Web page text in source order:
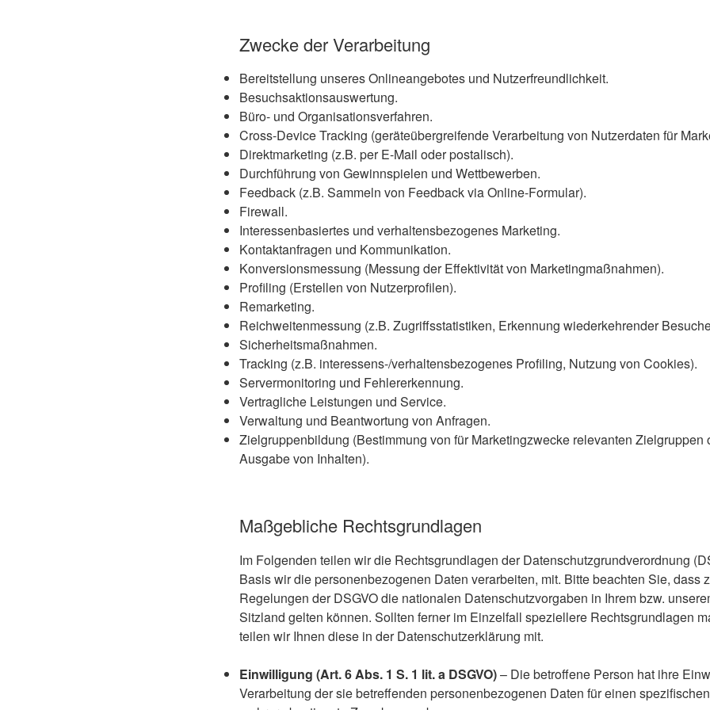
Zwecke der Verarbeitung
Bereitstellung unseres Onlineangebotes und Nutzerfreundlichkeit.
Besuchsaktionsauswertung.
Büro- und Organisationsverfahren.
Cross-Device Tracking (geräteübergreifende Verarbeitung von Nutzerdaten für
Direktmarketing (z.B. per E-Mail oder postalisch).
Durchführung von Gewinnspielen und Wettbewerben.
Feedback (z.B. Sammeln von Feedback via Online-Formular).
Firewall.
Interessenbasiertes und verhaltensbezogenes Marketing.
Kontaktanfragen und Kommunikation.
Konversionsmessung (Messung der Effektivität von Marketingmaßnahmen).
Profiling (Erstellen von Nutzerprofilen).
Remarketing.
Reichweitenmessung (z.B. Zugriffsstatistiken, Erkennung wiederkehrender
Sicherheitsmaßnahmen.
Tracking (z.B. interessens-/verhaltensbezogenes Profiling, Nutzung von Cookies).
Servermonitoring und Fehlererkennung.
Vertragliche Leistungen und Service.
Verwaltung und Beantwortung von Anfragen.
Zielgruppenbildung (Bestimmung von für Marketingzwecke relevanten Zielgruppen
Ausgabe von Inhalten).
Maßgebliche Rechtsgrundlagen
Im Folgenden teilen wir die Rechtsgrundlagen der Datenschutzgrundverordnung
Basis wir die personenbezogenen Daten verarbeiten, mit. Bitte beachten Sie, dass
Regelungen der DSGVO die nationalen Datenschutzvorgaben in Ihrem bzw.
Sitzland gelten können. Sollten ferner im Einzelfall speziellere Rechtsgrundlagen
teilen wir Ihnen diese in der Datenschutzerklärung mit.
Einwilligung (Art. 6 Abs. 1 S. 1 lit. a DSGVO)– Die betroffene Person hat ihre
Verarbeitung der sie betreffenden personenbezogenen Daten für einen